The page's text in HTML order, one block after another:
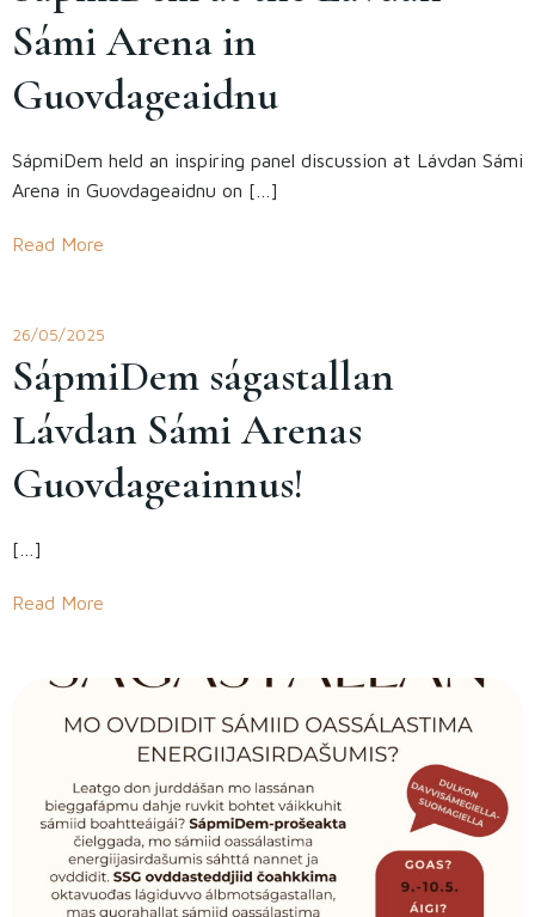
Sámi Arena in
Guovdageaidnu
SápmiDem held an inspiring panel discussion at Lávdan Sámi
Arena in Guovdageaidnu on […]
Read More
26/05/2025
SápmiDem ságastallan
Lávdan Sámi Arenas
Guovdageainnus!
[…]
Read More